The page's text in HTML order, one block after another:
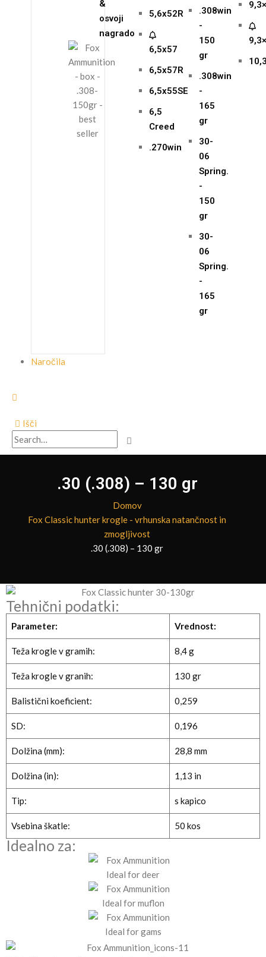
&
osvoji
nagrado
5,6x52R
6,5x57
6,5x57R
6,5x55SE
6,5
Creed
.270win
.308win
-
150
gr
.308win
-
165
gr
30-
06
Spring.
-
150
gr
30-
06
Spring.
-
165
gr
Naročila
Išči
.30 (.308) – 130 gr
Domov
Fox Classic hunter krogle - vrhunska natančnost in
zmogljivost
.30 (.308) – 130 gr
Tehnični podatki:
Parameter: Vrednost:
Teža krogle v gramih: 8,4 g
Teža krogle v granih: 130 gr
Balistični koeficient: 0,259
SD: 0,196
Dolžina (mm): 28,8 mm
Dolžina (in): 1,13 in
Tip: s kapico
Vsebina škatle: 50 kos
Idealno za: